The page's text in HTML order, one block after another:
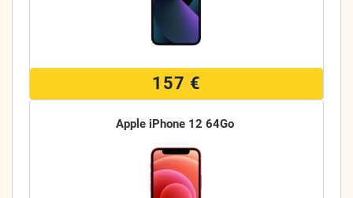
157 €
Apple iPhone 12 64Go